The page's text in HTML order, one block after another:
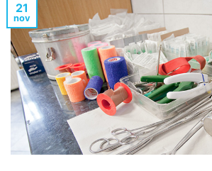
21
nov